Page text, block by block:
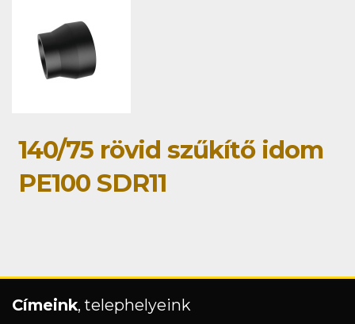
140/75 rövid szűkítő idom
PE100 SDR11
Címeink, telephelyeink